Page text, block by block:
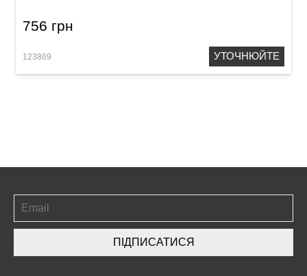
756 грн
123869 УТОЧНЮЙТЕ
ПІДПИСАТИСЯ